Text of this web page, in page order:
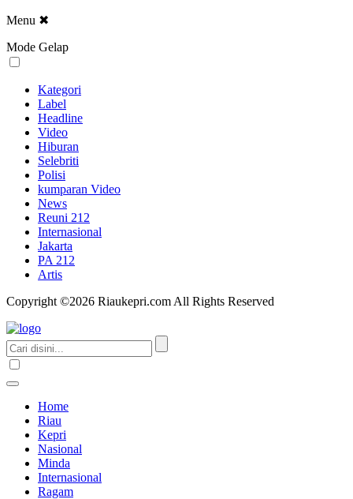
Menu ✖
Mode Gelap
Kategori
Label
Headline
Video
Hiburan
Selebriti
Polisi
kumparan Video
News
Reuni 212
Internasional
Jakarta
PA 212
Artis
Copyright ©2026 Riaukepri.com All Rights Reserved
Home
Riau
Kepri
Nasional
Minda
Internasional
Ragam